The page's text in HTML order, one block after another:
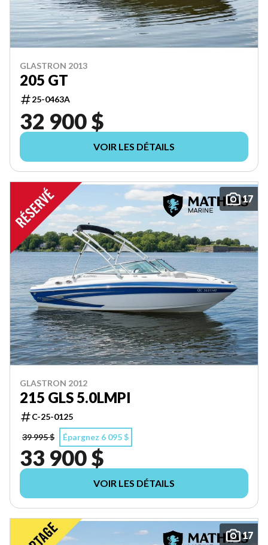
GLASTRON 2013
205 GT
25-0463A
32 900 $
VOIR LES DÉTAILS
17
GLASTRON 2012
215 GLS 5.0LMPI
C-25-0125
39 995 $
Épargnez 6 095 $
33 900 $
VOIR LES DÉTAILS
17